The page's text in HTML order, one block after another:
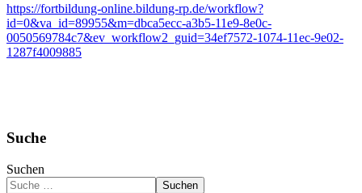
https://fortbildung-online.bildung-rp.de/workflow?
id=0&va_id=89955&m=dbca5ecc-a3b5-11e9-8e0c-
0050569784c7&ev_workflow2_guid=34ef7572-1074-11ec-9e02-
1287f4009885
Suche
Suchen
Suchen